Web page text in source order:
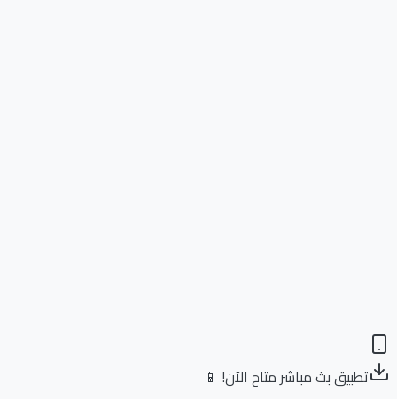
تطبيق بث مباشر متاح الآن! 📱